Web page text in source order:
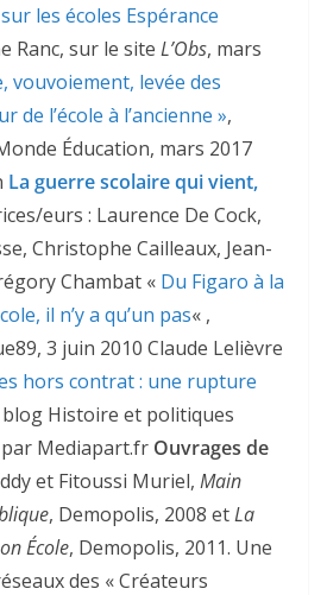
les écoles Espérance
Ranc, sur le site L’Obs, mars
vouvoiement, levée des
de l’école à l’ancienne »,
Éducation, mars 2017
La guerre scolaire qui vient,
eurs : Laurence De Cock,
Christophe Cailleaux, Jean-
Chambat « Du Figaro à la
il n’y a qu’un pas« ,
3 juin 2010 Claude Lelièvre
hors contrat : une rupture
Histoire et politiques
Mediapart.fr Ouvrages de
et Fitoussi Muriel, Main
, Demopolis, 2008 etLa
École, Demopolis, 2011. Une
des « Créateurs